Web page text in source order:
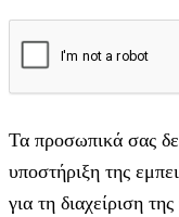
Τα προσωπικά σας
υποστήριξη της
για τη διαχείριση